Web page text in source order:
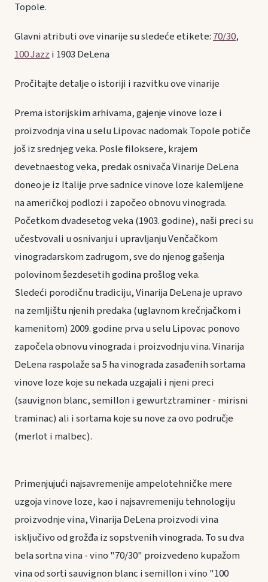
Topole.
Glavni atributi ove vinarije su sledeće etikete:70/30,
100 Jazzi 1903 DeLena
Pročitajte detalje o istoriji i razvitku ove vinarije
Prema istorijskim arhivama, gajenje vinove loze i
proizvodnja vina u selu Lipovac nadomak Topole potiče
još iz srednjeg veka. Posle filoksere, krajem
devetnaestog veka, predak osnivača Vinarije DeLena
doneo je iz Italije prve sadnice vinove loze kalemljene
na američkoj podlozi i započeo obnovu vinograda.
Početkom dvadesetog veka (1903. godine), naši preci su
učestvovali u osnivanju i upravljanju Venčačkom
vinogradarskom zadrugom, sve do njenog gašenja
polovinom šezdesetih godina prošlog veka.
Sledeći porodičnu tradiciju, Vinarija DeLena je upravo
na zemljištu njenih predaka (uglavnom krečnjačkom i
kamenitom) 2009. godine prva u selu Lipovac ponovo
započela obnovu vinograda i proizvodnju vina. Vinarija
DeLena raspolaže sa 5 ha vinograda zasađenih sortama
vinove loze koje su nekada uzgajali i njeni preci
(sauvignon blanc, semillon i gewurtztraminer - mirisni
traminac) ali i sortama koje su nove za ovo područje
(merlot i malbec).
Primenjujući najsavremenije ampelotehničke mere
uzgoja vinove loze, kao i najsavremeniju tehnologiju
proizvodnje vina, Vinarija DeLena proizvodi vina
isključivo od grožđa iz sopstvenih vinograda. To su dva
bela sortna vina - vino "70/30" proizvedeno kupažom
vina od sorti sauvignon blanc i semillon i vino "100